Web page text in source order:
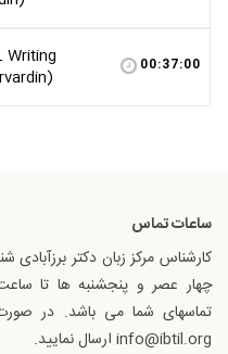
Writing
00:37:00
ساعات تماس
کارشناس مرکز زبان دکتر
تماسهای شما می باشد. در
info@ibtil.org ارسال نمایید.